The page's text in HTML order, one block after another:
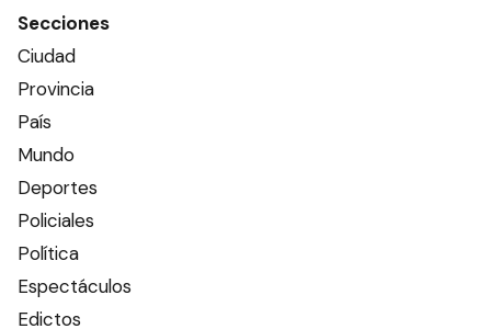
Secciones
Ciudad
Provincia
País
Mundo
Deportes
Policiales
Política
Espectáculos
Edictos